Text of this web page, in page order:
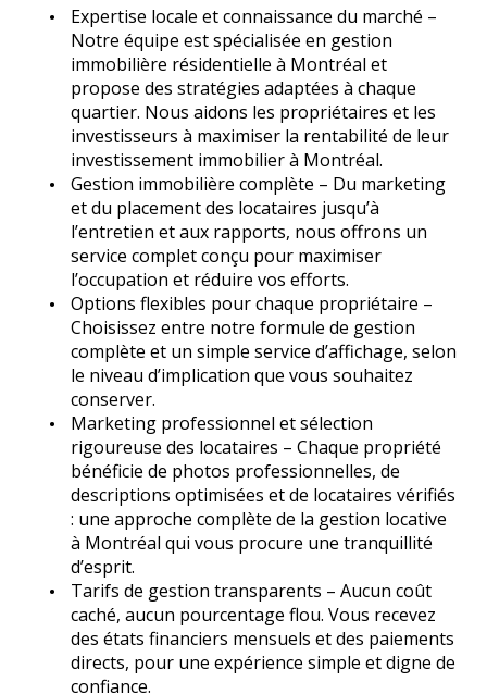
Expertise locale et connaissance du marché –
Notre équipe est spécialisée en gestion
immobilière résidentielle à Montréal et
propose des stratégies adaptées à chaque
quartier. Nous aidons les propriétaires et les
investisseurs à maximiser la rentabilité de leur
investissement immobilier à Montréal.
Gestion immobilière complète – Du marketing
et du placement des locataires jusqu’à
l’entretien et aux rapports, nous offrons un
service complet conçu pour maximiser
l’occupation et réduire vos efforts.
Options flexibles pour chaque propriétaire –
Choisissez entre notre formule de gestion
complète et un simple service d’affichage, selon
le niveau d’implication que vous souhaitez
conserver.
Marketing professionnel et sélection
rigoureuse des locataires – Chaque propriété
bénéficie de photos professionnelles, de
descriptions optimisées et de locataires vérifiés
: une approche complète de la gestion locative
à Montréal qui vous procure une tranquillité
d’esprit.
Tarifs de gestion transparents – Aucun coût
caché, aucun pourcentage flou. Vous recevez
des états financiers mensuels et des paiements
directs, pour une expérience simple et digne de
confiance.